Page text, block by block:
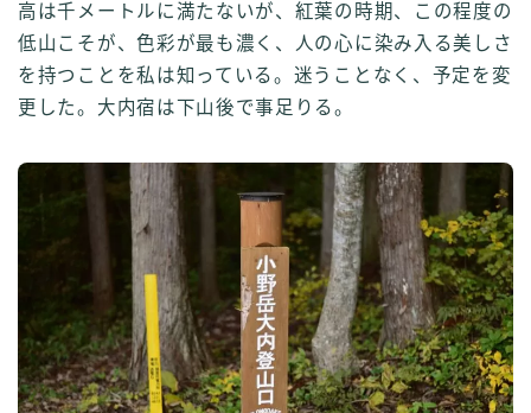
高は千メートルに満たないが、紅葉の時期、この程度の
低山こそが、色彩が最も濃く、人の心に染み入る美しさ
を持つことを私は知っている。迷うことなく、予定を変
更した。大内宿は下山後で事足りる。